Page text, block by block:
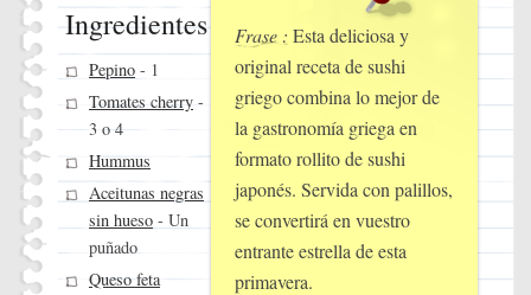
Frase : Esta deliciosa y
original receta de sushi
griego combina lo mejor de
la gastronomía griega en
formato rollito de sushi
japonés. Servida con palillos,
se convertirá en vuestro
entrante estrella de esta
primavera.
Ingredientes
Pepino - 1
Tomates cherry -
3 o 4
Hummus
Aceitunas negras
sin hueso - Un
puñado
Queso feta